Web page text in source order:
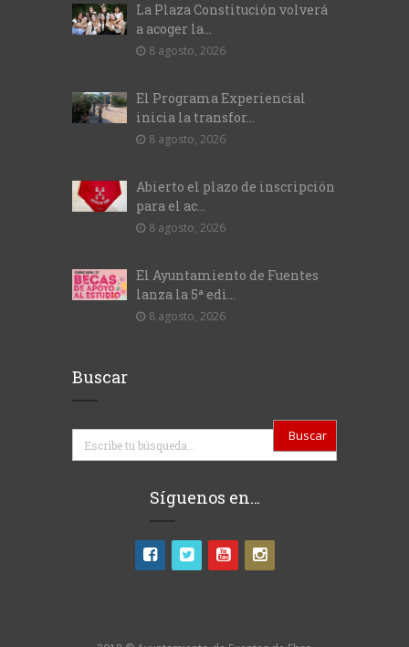
La Plaza Constitución volverá
a acoger la...
8 agosto, 2026
El Programa Experiencial
inicia la transfor...
8 agosto, 2026
Abierto el plazo de inscripción
para el ac...
8 agosto, 2026
El Ayuntamiento de Fuentes
lanza la 5ª edi...
8 agosto, 2026
Buscar
Buscar
Síguenos en…